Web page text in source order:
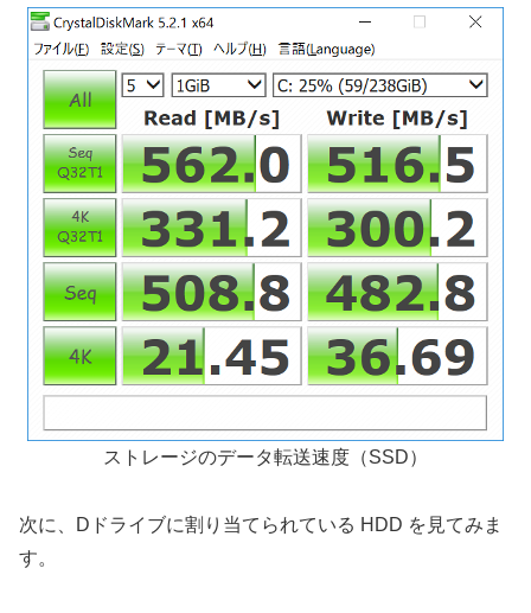
ストレージのデータ転送速度（SSD）
次に、Dドライブに割り当てられている HDD を見てみま
す。